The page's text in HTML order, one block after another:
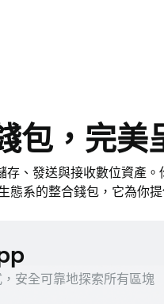
包，完美
存、發送與接收數位資產
態系的整合錢包，它為你
安全可靠地探索所有區塊